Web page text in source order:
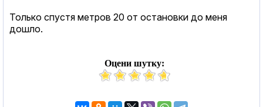
Только спустя метров 20 от остановки до меня
дошло.
Оцени шутку: